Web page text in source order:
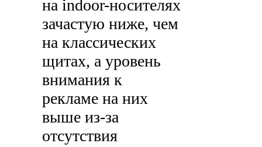
на indoor-носителях
зачастую ниже, чем
на классических
щитах, а уровень
внимания к
рекламе на них
выше из-за
отсутствия